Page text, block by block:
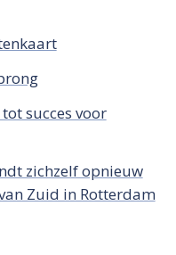
succes voor
zichzelf opnieuw
Zuid in Rotterdam